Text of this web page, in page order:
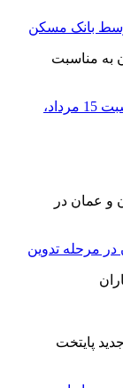
پیام مدیرعامل بانک توسعه تعاون به مناسبت 15 مرداد،
در مرحله تدوین